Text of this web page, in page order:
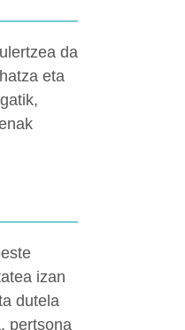
da
eta
izan
dutela
pertsona